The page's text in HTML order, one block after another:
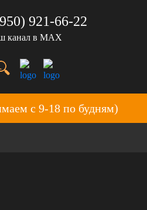
921-66-22
канал в MAX
с 9-18 по будням)